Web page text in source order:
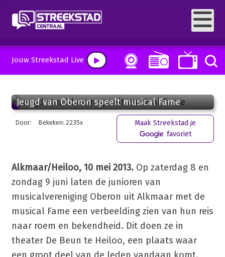
Jouw Streekstad Live
Jeugd van Oberon speelt musical Fame
Door: Bekeken: 2235x
Maak Streekstad je
favoriet
Alkmaar/Heiloo, 10 mei 2013.Op zaterdag 8 en
zondag 9 juni laten de junioren van
musicalvereniging Oberon uit Alkmaar met de
musical Fame een verbeelding zien van hun reis
naar roem en bekendheid. Dit doen ze in
theater De Beun te Heiloo, een plaats waar